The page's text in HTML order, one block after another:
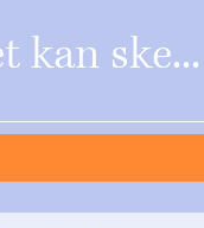
kan ske...